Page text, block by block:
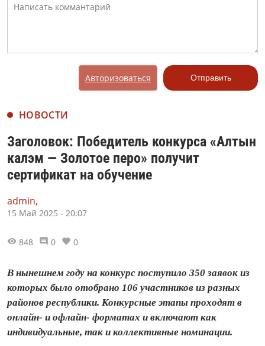
Авторизоваться Отправить
НОВОСТИ
Заголовок: Победитель конкурса «Алтын
калэм — Золотое перо» получит
сертификат на обучение
admin,
15 Май 2025 - 20:07
848 0 0
В нынешнем году на конкурс поступило 350 заявок из
которых было отобрано 106 участников из разных
районов республики. Конкурсные этапы проходят в
онлайн- и офлайн- форматах и включают как
индивидуальные, так и коллективные номинации.